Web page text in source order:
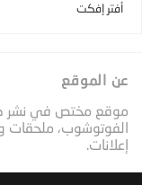
أفتر إفكت
عن الموقع
موقع مختص في نشر
الفوتوشوب، ملحقات
إعلانات.